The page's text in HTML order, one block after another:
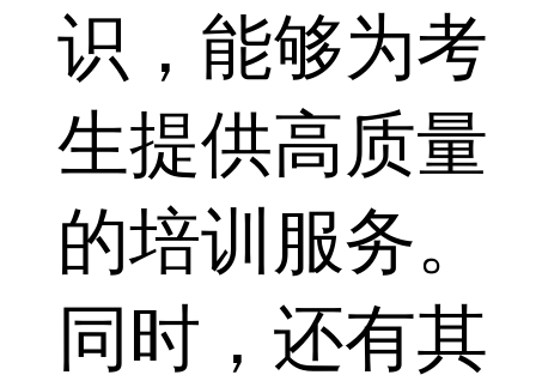
识，能够为考
生提供高质量
的培训服务。
同时，还有其